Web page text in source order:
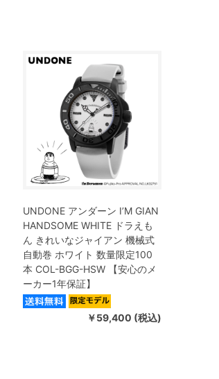
UNDONE アンダーン I’M GIAN
HANDSOME WHITE ドラえも
ん きれいなジャイアン 機械式
自動巻 ホワイト 数量限定100
本 COL-BGG-HSW 【安心のメ
ーカー1年保証】
￥59,400 (税込)